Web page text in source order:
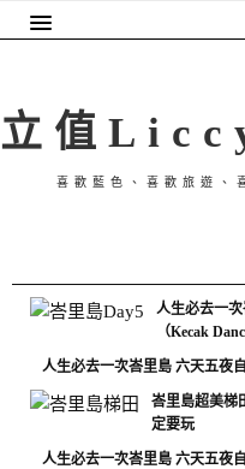
立值
喜歡藍色、喜歡旅遊
人生必去一
（Kecak
人生必去一次峇里島 六天五夜
峇里島超美梯
定要玩
人生必去一次峇里島 六天五夜